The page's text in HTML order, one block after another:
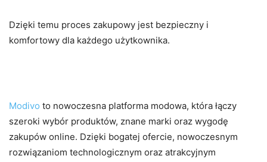
Dzięki temu proces zakupowy jest bezpieczny i
komfortowy dla każdego użytkownika.
Modivo to nowoczesna platforma modowa, która łączy
szeroki wybór produktów, znane marki oraz wygodę
zakupów online. Dzięki bogatej ofercie, nowoczesnym
rozwiązaniom technologicznym oraz atrakcyjnym